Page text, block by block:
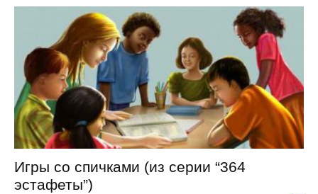
Игры со спичками (из серии “364
эстафеты”)